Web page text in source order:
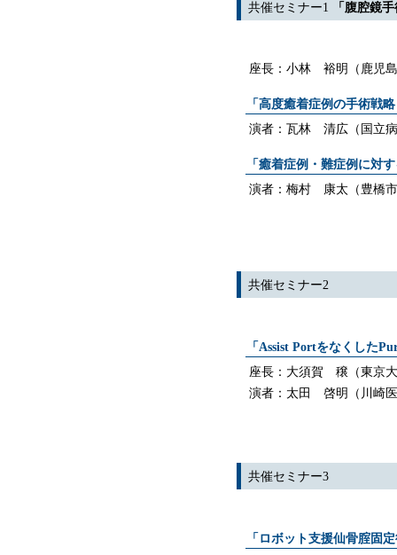
共催セミナー1 「腹腔鏡
座長：小林 裕明（鹿児
「高度癒着症例の手術戦
演者：瓦林 清広（国立
「癒着症例・難症例に対
演者：梅村 康太（豊橋
共催セミナー2
「Assist Portをなくした
座長：大須賀 穣（東京
演者：太田 啓明（川崎
共催セミナー3
「ロボット支援仙骨腟固